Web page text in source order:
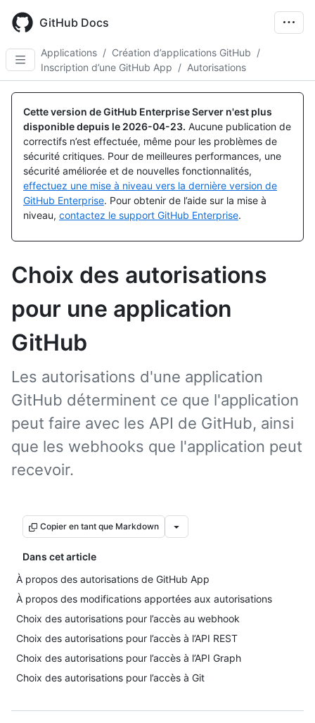
main
content
GitHub Docs
Applications / Création d’applications GitHub /
Inscription d’une GitHub App / Autorisations
Cette version de GitHub Enterprise Server n'est plus
disponible depuis le 2026-04-23. Aucune publication de
correctifs n’est effectuée, même pour les problèmes de
sécurité critiques. Pour de meilleures performances, une
sécurité améliorée et de nouvelles fonctionnalités,
effectuez une mise à niveau vers la dernière version de
GitHub Enterprise. Pour obtenir de l’aide sur la mise à
niveau, contactez le support GitHub Enterprise.
Choix des autorisations
pour une application
GitHub
Les autorisations d'une application
GitHub déterminent ce que l'application
peut faire avec les API de GitHub, ainsi
que les webhooks que l'application peut
recevoir.
Copier en tant que Markdown
Dans cet article
À propos des autorisations de GitHub App
À propos des modifications apportées aux autorisations
Choix des autorisations pour l’accès au webhook
Choix des autorisations pour l’accès à l’API REST
Choix des autorisations pour l’accès à l’API Graph
Choix des autorisations pour l’accès à Git